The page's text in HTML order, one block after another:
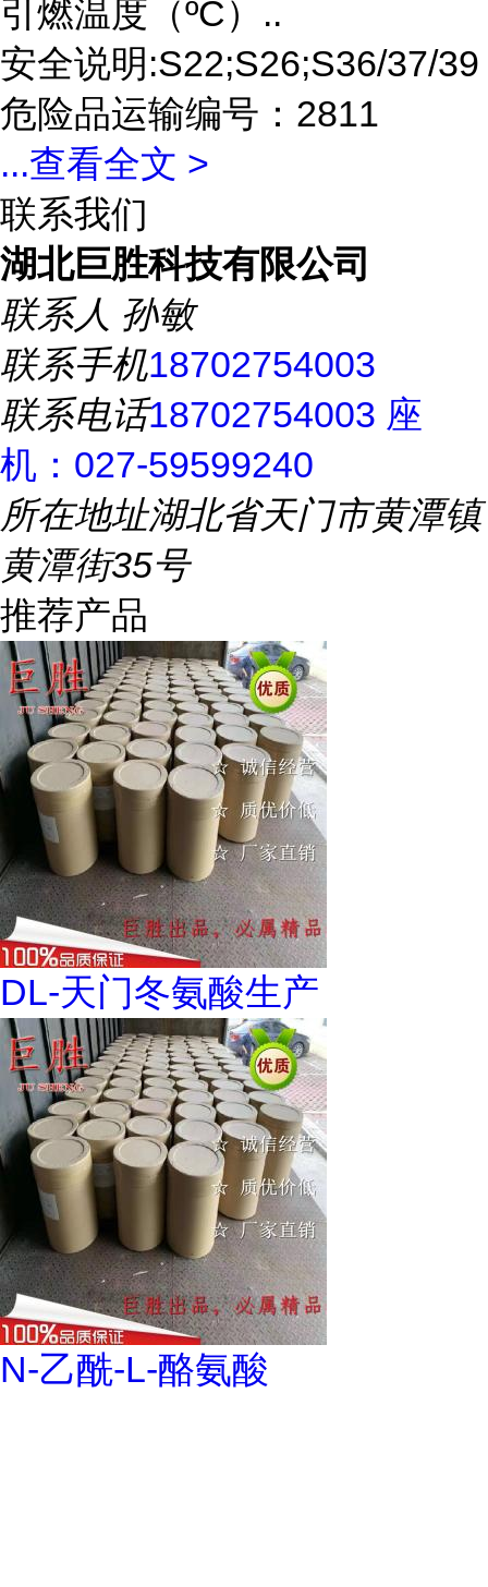
引燃温度（ºC）..
安全说明:S22;S26;S36/37/39
危险品运输编号：2811
...查看全文 >
联系我们
湖北巨胜科技有限公司
联系人 孙敏
联系手机18702754003
联系电话18702754003 座
机：027-59599240
所在地址湖北省天门市黄潭镇
黄潭街35号
推荐产品
DL-天门冬氨酸生产
N-乙酰-L-酪氨酸